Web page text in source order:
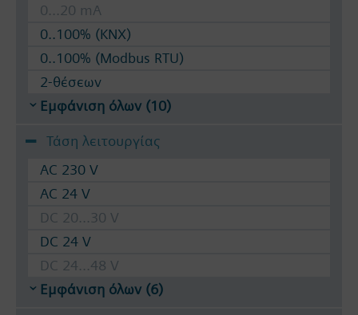
0...20 mA
0..100% (KNX)
0..100% (Modbus RTU)
2-θέσεων
Εμφάνιση όλων (10)
Τάση λειτουργίας
AC 230 V
AC 24 V
DC 20...30 V
DC 24 V
DC 24...48 V
Εμφάνιση όλων (6)